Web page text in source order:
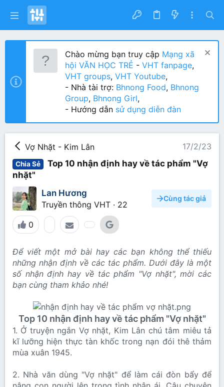
Chào mừng bạn truy cập Mạng xã
hội VĂN HỌC TRẺ - VHT fanpage,
VHT groups, VHT Youtube,
- Nhà tài trợ: Bhnong Food, Bhnong
Group, Bhnong Girl,
- Hướng dẫn sử dụng diễn đàn
Vợ Nhặt - Kim Lân 17/2/23
Chia Sẻ
Top 10 nhận định hay về tác phẩm "Vợ
nhặt"
Lan Hương
Truyền thông VHT · 22
Cùng tác giả
0
Để viết một mở bài hay các bạn không thể thiếu
những nhận định về các tác phẩm. Dưới đây là một
số nhận định hay về tác phẩm "Vợ nhặt", mời các
bạn cùng tham khảo nhé!
Top 10 nhận định hay về tác phẩm "Vợ nhặt"
1. Ở truyện ngắn Vợ nhặt, Kim Lân chú tâm miêu tả
kĩ lưỡng hiện thực tàn khốc trong nạn đói thê thảm
mùa xuân 1945.
2. Nhà văn dùng "Vợ nhặt" để làm cái đòn bẩy để